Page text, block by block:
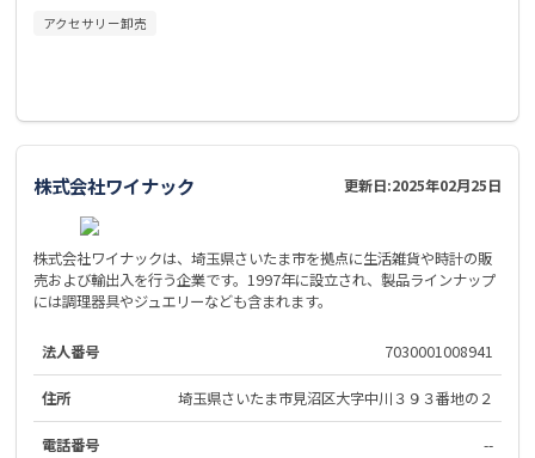
アクセサリー卸売
株式会社ワイナック 更新日:2025年02月25日
株式会社ワイナックは、埼玉県さいたま市を拠点に生活雑貨や時計の販
売および輸出入を行う企業です。1997年に設立され、製品ラインナップ
には調理器具やジュエリーなども含まれます。
法人番号 7030001008941
住所 埼玉県さいたま市見沼区大字中川３９３番地の２
電話番号 --